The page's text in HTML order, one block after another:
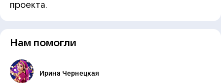
проекта.
Нам помогли
Ирина Чернецкая